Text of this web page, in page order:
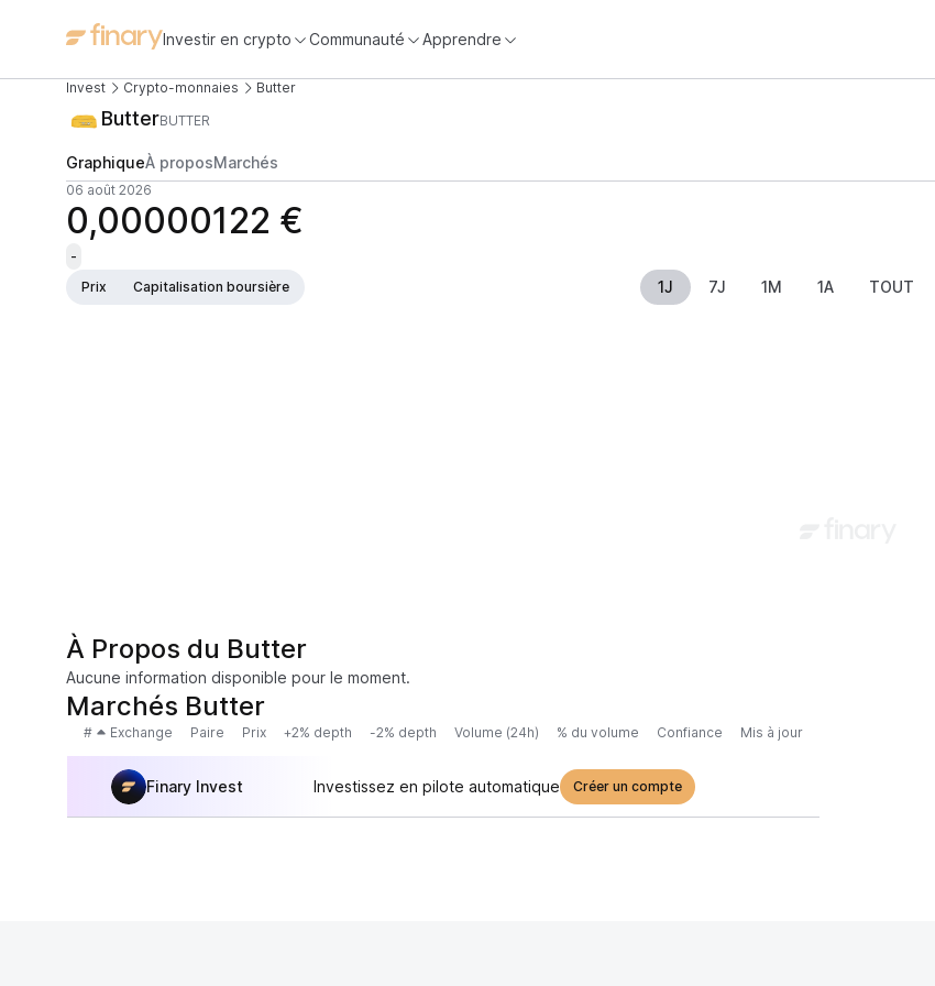
Investir en crypto Communauté Apprendre
Invest Crypto-monnaies Butter
ButterBUTTER
GraphiqueÀ proposMarchés
06 août 2026
0,00000122 €
-
Prix
Capitalisation boursière 1J 7J 1M 1A TOUT
À Propos du Butter
Aucune information disponible pour le moment.
Marchés Butter
# Exchange Paire Prix +2% depth -2% depth Volume (24h) % du volume Confiance Mis à jour
Finary Invest Investissez en pilote automatique Créer un compte